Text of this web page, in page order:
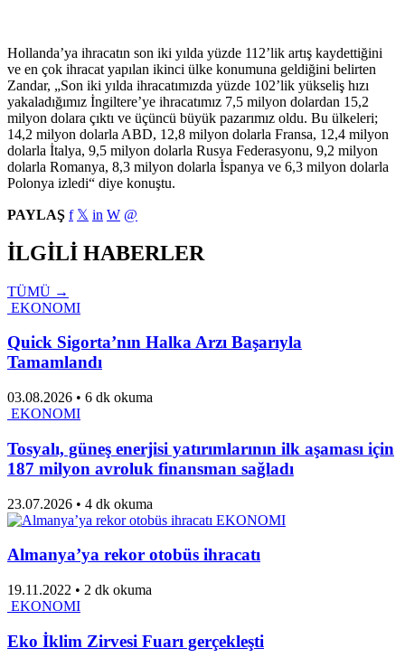
Hollanda’ya ihracatın son iki yılda yüzde 112’lik artış kaydettiğini
ve en çok ihracat yapılan ikinci ülke konumuna geldiğini belirten
Zandar, „Son iki yılda ihracatımızda yüzde 102’lik yükseliş hızı
yakaladığımız İngiltere’ye ihracatımız 7,5 milyon dolardan 15,2
milyon dolara çıktı ve üçüncü büyük pazarımız oldu. Bu ülkeleri;
14,2 milyon dolarla ABD, 12,8 milyon dolarla Fransa, 12,4 milyon
dolarla İtalya, 9,5 milyon dolarla Rusya Federasyonu, 9,2 milyon
dolarla Romanya, 8,3 milyon dolarla İspanya ve 6,3 milyon dolarla
Polonya izledi“ diye konuştu.
PAYLAŞ f 𝕏 in W @
İLGİLİ HABERLER
TÜMÜ →
EKONOMI
Quick Sigorta’nın Halka Arzı Başarıyla
Tamamlandı
03.08.2026 • 6 dk okuma
EKONOMI
Tosyalı, güneş enerjisi yatırımlarının ilk aşaması için
187 milyon avroluk finansman sağladı
23.07.2026 • 4 dk okuma
EKONOMI
Almanya’ya rekor otobüs ihracatı
19.11.2022 • 2 dk okuma
EKONOMI
Eko İklim Zirvesi Fuarı gerçekleşti